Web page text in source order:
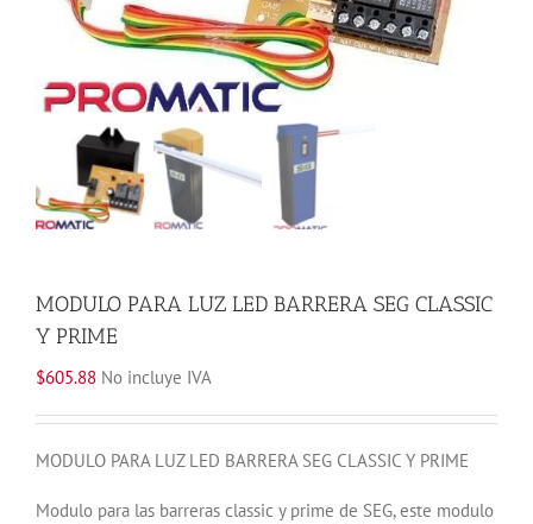
MODULO PARA LUZ LED BARRERA SEG CLASSIC
Y PRIME
$605.88 No incluye IVA
MODULO PARA LUZ LED BARRERA SEG CLASSIC Y PRIME
Modulo para las barreras classic y prime de SEG, este modulo